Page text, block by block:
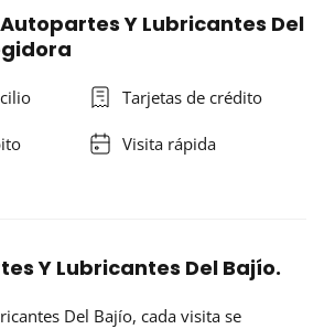
Y Lubricantes Del
Tarjetas de crédito
Visita rápida
Y Lubricantes Del Bajío.
Del Bajío, cada visita se